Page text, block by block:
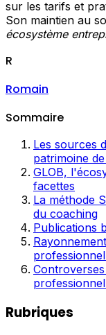
sur les tarifs et
Son maintien au
écosystème
R
Romain
Sommaire
Les sources
patrimoine
GLOB,
facettes
La méthode
du coaching
Publications
Rubriques